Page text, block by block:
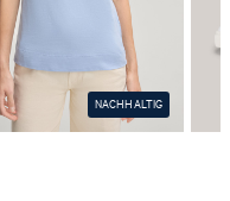
NACHHALTIG